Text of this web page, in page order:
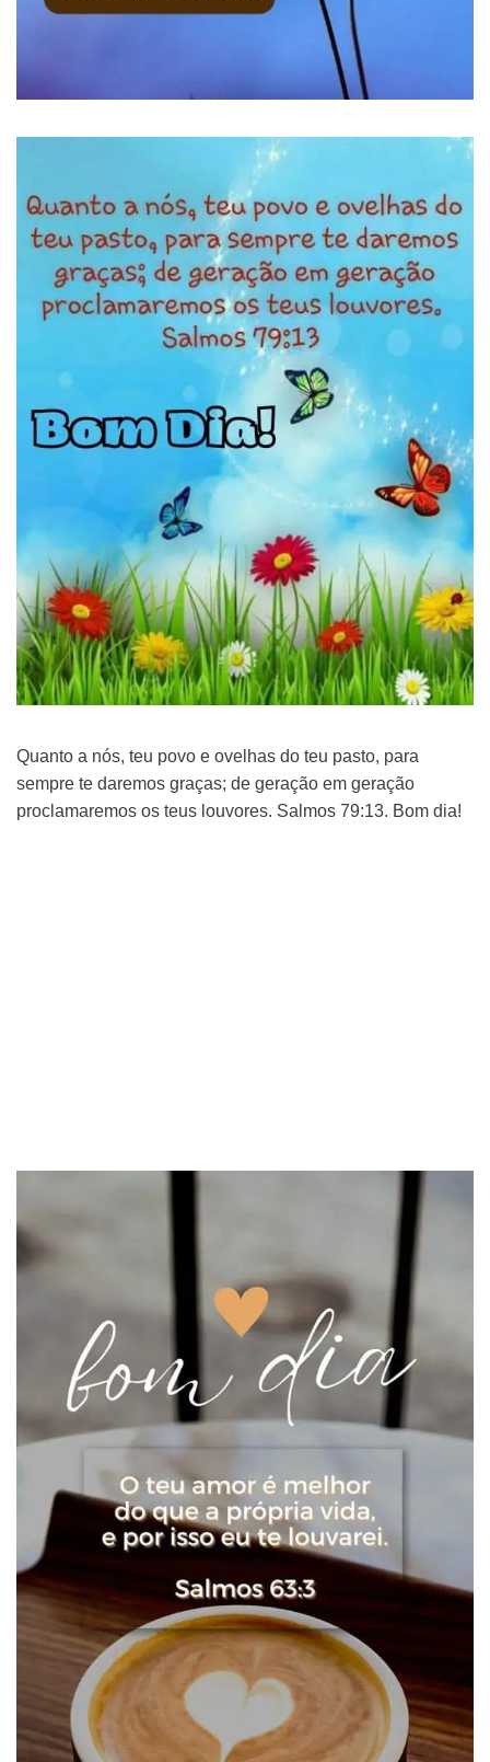
Quanto a nós, teu povo e ovelhas do teu pasto, para
sempre te daremos graças; de geração em geração
proclamaremos os teus louvores. Salmos 79:13. Bom dia!